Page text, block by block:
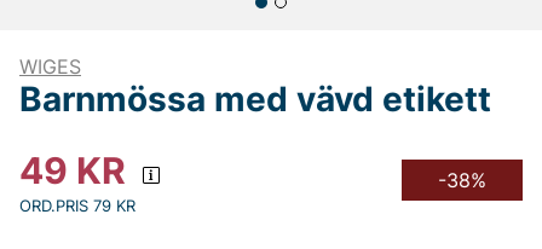
WIGES
Barnmössa med vävd etikett
49 KR
ORD.PRIS 79 KR
-38%